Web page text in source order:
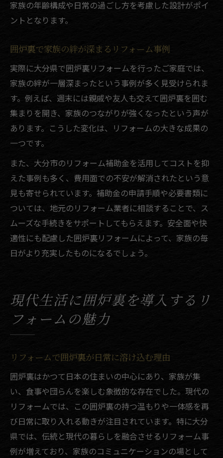
家族の年齢構成や日常の過ごし方を考慮した設計がポイ
ントとなります。
囲炉裏で家族の絆が深まるリフォーム事例
実際に大分県で囲炉裏リフォームを行ったご家庭では、
家族の絆が一層深まったという事例が多く見受けられま
す。例えば、週末には親戚や友人も交えて囲炉裏を囲む
集まりを開き、家族のつながりが強くなったという声が
あります。こうした変化は、リフォームの大きな成果の
一つです。
また、大分市のリフォーム補助金を活用してコストを抑
えた事例も多く、費用面での不安が解消されたという意
見も寄せられています。補助金の申請手順や必要書類に
ついては、地元のリフォーム業者に相談することで、ス
ムーズな手続きをサポートしてもらえます。安全面や快
適性にも配慮した囲炉裏リフォームによって、家族の毎
日がより充実したものになるでしょう。
現代生活に囲炉裏を導入するリ
フォームの魅力
リフォームで囲炉裏が日常に溶け込む理由
囲炉裏はかつて日本の住まいの中心にあり、家族が集
い、食事や団らんを楽しむ象徴的な存在でした。現代の
リフォームでは、この囲炉裏の持つ温もりや一体感を再
び日常に取り入れる動きが注目されています。特に大分
県では、伝統と現代の暮らしを融合させるリフォーム事
例が増えており、家族のコミュニケーションの場として